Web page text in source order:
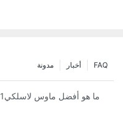
FAQ أخبار مدونة
ما هو أفضل ماوس لاسلكي1